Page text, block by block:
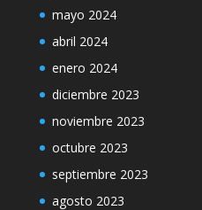
mayo 2024
abril 2024
enero 2024
diciembre 2023
noviembre 2023
octubre 2023
septiembre 2023
agosto 2023